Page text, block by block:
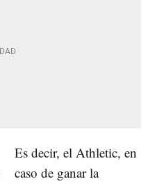
Es decir, el Athletic, en
caso de ganar la